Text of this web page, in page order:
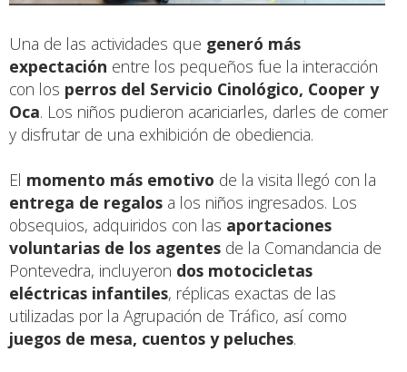
Una de las actividades que generó más
expectación entre los pequeños fue la interacción
con los perros del Servicio Cinológico, Cooper y
Oca. Los niños pudieron acariciarles, darles de comer
y disfrutar de una exhibición de obediencia.
El momento más emotivo de la visita llegó con la
entrega de regalos a los niños ingresados. Los
obsequios, adquiridos con las aportaciones
voluntarias de los agentes de la Comandancia de
Pontevedra, incluyeron dos motocicletas
eléctricas infantiles, réplicas exactas de las
utilizadas por la Agrupación de Tráfico, así como
juegos de mesa, cuentos y peluches.